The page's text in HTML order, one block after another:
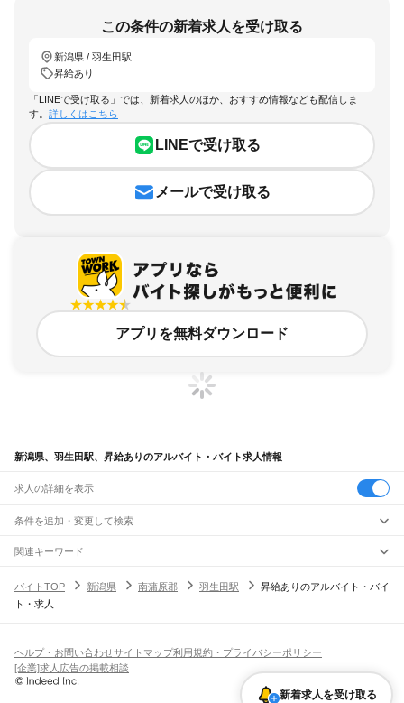
この条件の新着求人を受け取る
新潟県 / 羽生田駅
昇給あり
「LINEで受け取る」では、新着求人のほか、おすすめ情報なども配信しま
す。 詳しくはこちら
LINEで受け取る
メールで受け取る
アプリを無料ダウンロード
新潟県、羽生田駅、昇給ありのアルバイト・バイト求人情報
求人の詳細を表示
条件を追加・変更して検索
市区町村を追加・変更
新潟県すべて
新潟市
糸魚川市妙高市五泉市上越市阿賀野市佐渡市魚沼市南魚沼市胎内市
北蒲原郡西蒲原郡南蒲原郡 南魚沼郡中魚沼郡刈羽郡岩船郡
駅を追加・変更
府屋駅
JR米坂線
坂町駅
職種を追加・変更
飲食・フードサービスすべて
ホールスタッフキッチンスタッフ
パン屋（ベーカリー）
バー（BAR）・バーテンダー
飲食店（店長・マネージャー）
人気
日払いOK高校生歓迎 髪型・髪色自由
留学生・外国人活躍中
雇用形態を追加・変更
関連キーワード
バイトTOP
新潟県 南蒲原郡 羽生田駅
昇給ありのアルバイト・バイ
ト・求人
新着求人を受け取る
ヘルプ・お問い合わせサイトマップ利用規約・プライバシーポリシー
[企業]求人広告の掲載相談